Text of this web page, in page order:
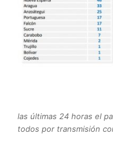
las últimas 24 horas el
todos por transmisión